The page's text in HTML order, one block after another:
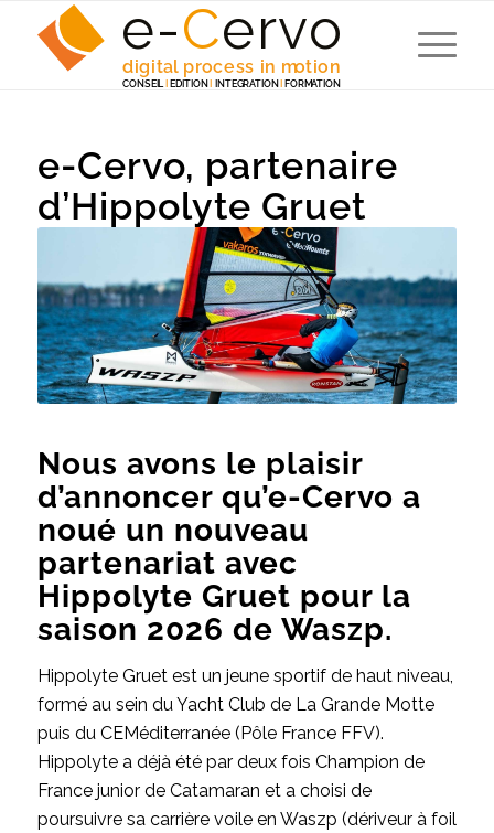
e-Cervo
digital process in motion
CONSEIL EDITION INTEGRATION FORMATION
e-Cervo, partenaire
d’Hippolyte Gruet
Nous avons le plaisir
d’annoncer qu’e-Cervo a
noué un nouveau
partenariat avec
Hippolyte Gruet pour la
saison 2026 de Waszp.
Hippolyte Gruet est un jeune sportif de haut niveau,
formé au sein du Yacht Club de La Grande Motte
puis du CEMéditerranée (Pôle France FFV).
Hippolyte a déjà été par deux fois Champion de
France junior de Catamaran et a choisi de
poursuivre sa carrière voile en Waszp (dériveur à foil